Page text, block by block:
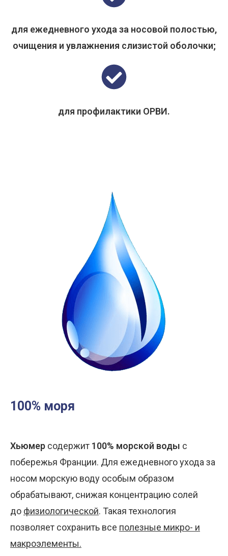
для ежедневного ухода за носовой полостью,
очищения и увлажнения слизистой оболочки;
для профилактики ОРВИ.
100% моря
Хьюмер содержит 100% морской воды с
побережья Франции. Для ежедневного ухода за
носом морскую воду особым образом
обрабатывают, снижая концентрацию солей
до физиологической. Такая технология
позволяет сохранить все полезные микро- и
макроэлементы.